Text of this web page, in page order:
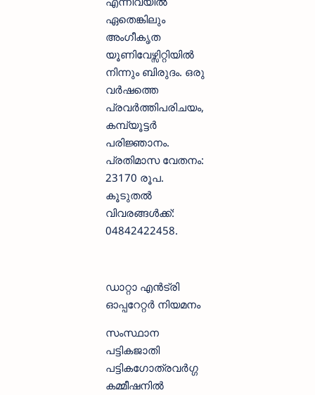
ഏതെങ്കിലും
അംഗീകൃത
യൂണിവേഴ്സിറ്റിയിൽ
നിന്നും ബിരുദം. ഒരു
വർഷത്തെ
പ്രവർത്തിപരിചയം,
കമ്പ്യൂട്ടർ
പരിജ്ഞാനം.
പ്രതിമാസ വേതനം:
23170 രൂപ.
കൂടുതൽ
വിവരങ്ങൾക്ക്:
04842422458.
ഡാറ്റാ എൻട്രി
ഓപ്പറേറ്റർ നിയമനം
സംസ്ഥാന
പട്ടികജാതി
പട്ടികഗോത്രവർഗ്ഗ
കമ്മീഷനിൽ